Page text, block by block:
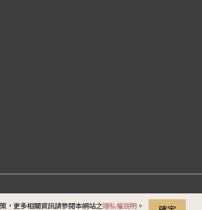
，更多相關資訊請參閱本網站之隱私權說明。
放宣告 無障礙說明